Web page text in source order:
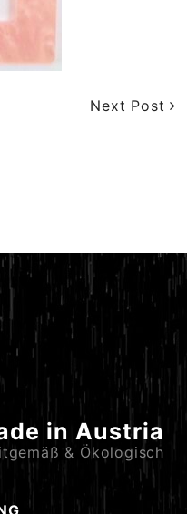
Next Post
in Austria
& Ökologisch